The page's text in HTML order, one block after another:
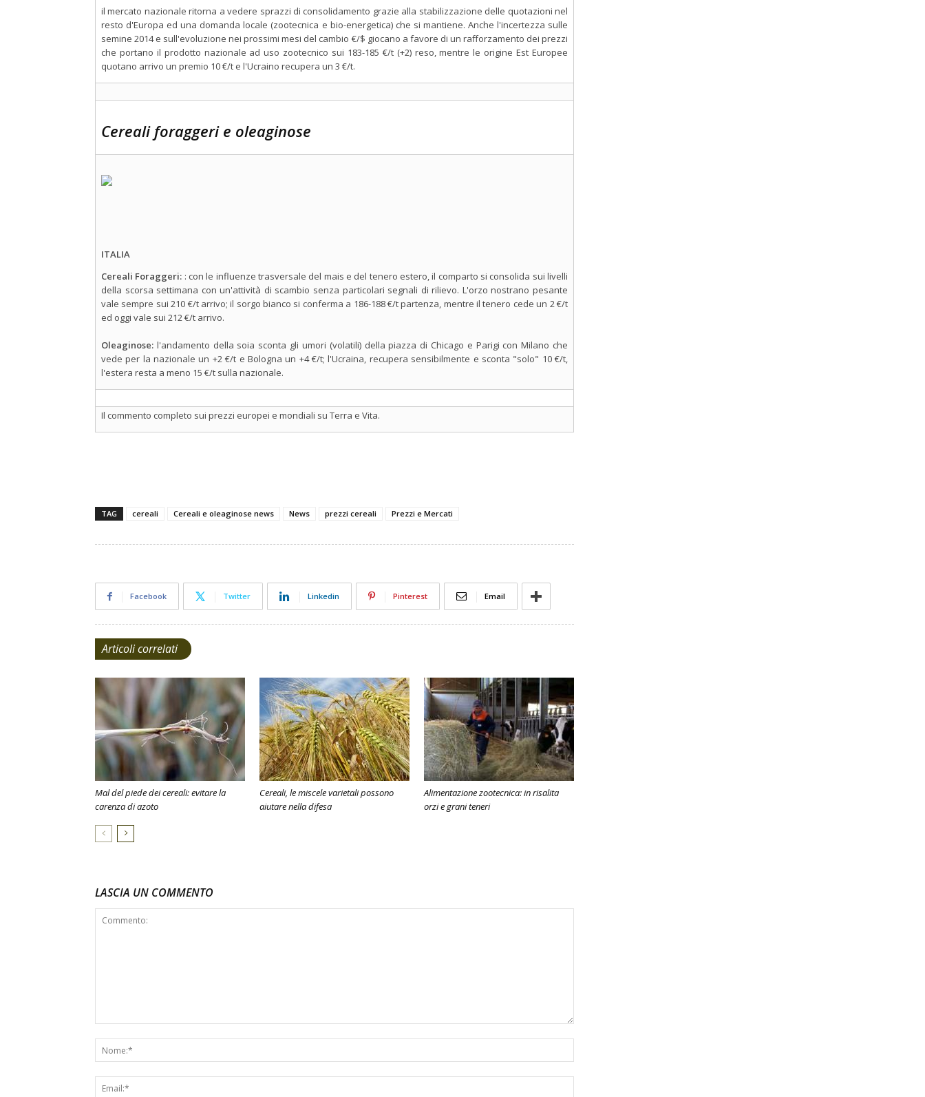
il mercato nazionale ritorna a vedere sprazzi di consolidamento grazie alla stabilizzazione delle quotazioni nel
resto d'Europa ed una domanda locale (zootecnica e bio-energetica) che si mantiene. Anche l'incertezza sulle
semine 2014 e sull'evoluzione nei prossimi mesi del cambio €/$ giocano a favore di un rafforzamento dei prezzi
che portano il prodotto nazionale ad uso zootecnico sui 183-185 €/t (+2) reso, mentre le origine Est Europee
quotano arrivo un premio 10 €/t e l'Ucraino recupera un 3 €/t.
Cereali foraggeri e oleaginose
ITALIA
Cereali Foraggeri: : con le influenze trasversale del mais e del tenero estero, il comparto si consolida sui livelli
della scorsa settimana con un'attività di scambio senza particolari segnali di rilievo. L'orzo nostrano pesante
vale sempre sui 210 €/t arrivo; il sorgo bianco si conferma a 186-188 €/t partenza, mentre il tenero cede un 2 €/t
ed oggi vale sui 212 €/t arrivo.
Oleaginose: l'andamento della soia sconta gli umori (volatili) della piazza di Chicago e Parigi con Milano che
vede per la nazionale un +2 €/t e Bologna un +4 €/t; l'Ucraina, recupera sensibilmente e sconta "solo" 10 €/t,
l'estera resta a meno 15 €/t sulla nazionale.
Il commento completo sui prezzi europei e mondiali su Terra e Vita.
TAG cereali Cereali e oleaginose news News prezzi cereali Prezzi e Mercati
Facebook Twitter Linkedin Pinterest Email
Articoli correlati
Mal del piede dei cereali: evitare la
carenza di azoto
Cereali, le miscele varietali possono
aiutare nella difesa
Alimentazione zootecnica: in risalita
orzi e grani teneri
LASCIA UN COMMENTO